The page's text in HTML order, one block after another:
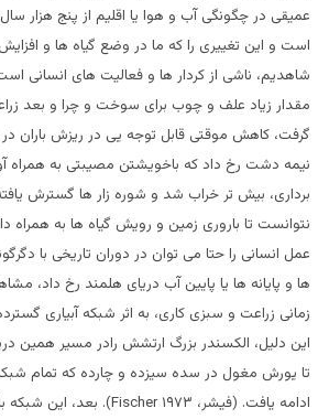
عمیقی در چگونگی آب و هوا یا اقلیم از پنج هزار
است و این تغییری را که ما در وضع گیاه ها و
شاهدیم، ناشی از کردار ها و فعالیت های انسانی
مقدار زیاد علف و چوب برای سوخت و چرا و بعد
گرفت، کاهش موقتی قابل توجه یی در ریزش
نیمه دشت رخ داد که باخویشتن مصیبتی به همراه
برداری، بیش تر خراب شد و شوره زار ها گسترش
نتوانست تا باروری زمین و رویش گیاه ها به همراه
عمل انسانی را حتا می توان در دوران تاریخی با
ها و پایانه ها یا پایین آب دریای هلمند رخ داد،
زمانی زراعت و سبزی کاری، به اثر شبکه آبیاری
این دلیل، الکسندر بزرگ ارتشش رادر مسیر همین
تا یورش مغول در سده سیزده و چارده که تمام شبکه
ادامه یافت. (فیشر، ۱۹۷۳
Fischer). بعد، این شبکه